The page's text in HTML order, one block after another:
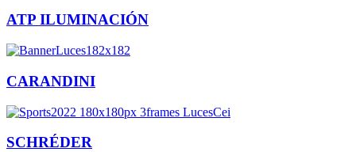
ATP ILUMINACIÓN
CARANDINI
SCHRÉDER